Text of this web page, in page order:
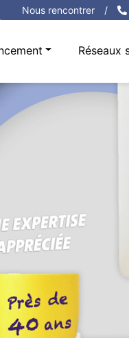
Nous rencontrer /
Réseaux